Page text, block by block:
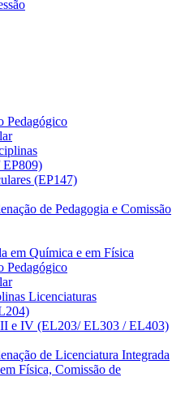
Pedagógico
(EP147)
de Pedagogia e Comissão
em Química e em Física
Pedagógico
Licenciaturas
e IV (EL203/ EL303 / EL403)
de Licenciatura Integrada
Física, Comissão de